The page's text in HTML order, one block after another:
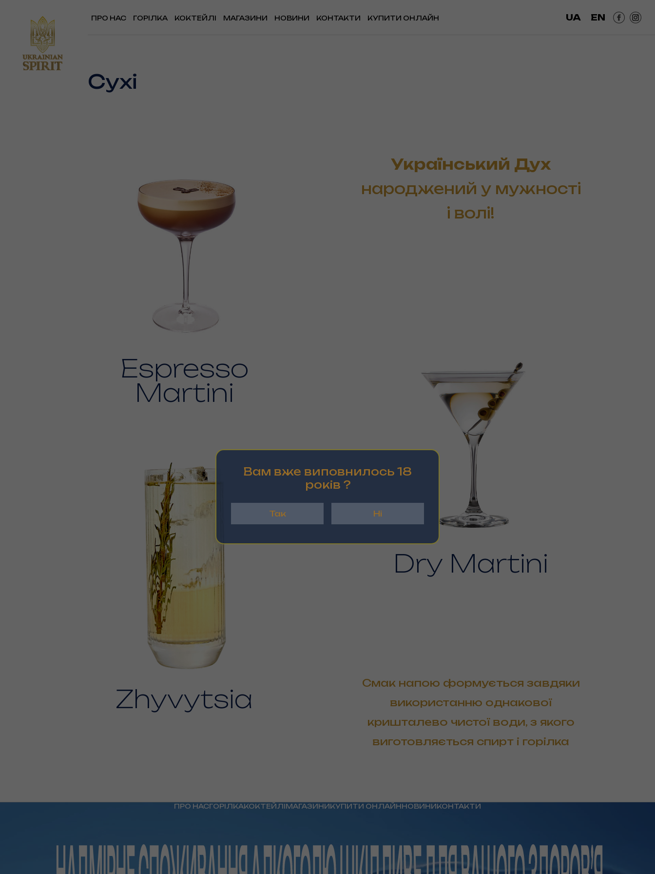
ПРО НАС ГОРІЛКА КОКТЕЙЛІ МАГАЗИНИ НОВИНИ КОНТАКТИ КУПИТИ ОНЛАЙН UA EN
Сухі
Espresso
Martini
Zhyvytsia
Український Дух
народжений у мужності
і волі!
Dry Martini
Смак напою формується завдяки
використанню однакової
кришталево чистої води, з якого
виготовляється спирт і горілка
Вам вже виповнилось 18
рокiв ?
Так Ні
ПРО НАСГОРІЛКАКОКТЕЙЛІМАГАЗИНИКУПИТИ ОНЛАЙННОВИНИКОНТАКТИ